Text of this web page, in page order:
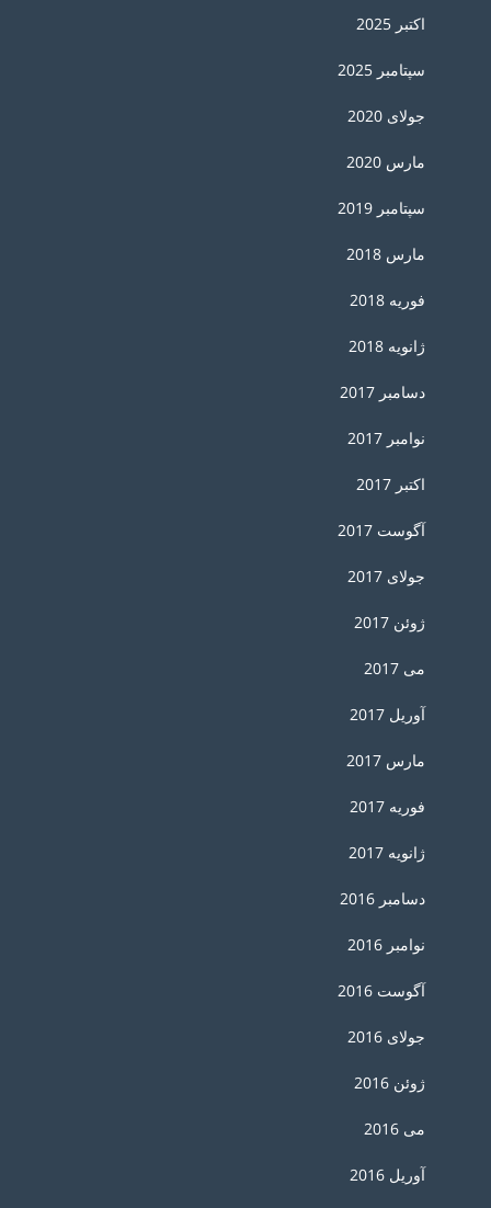
اکتبر 2025
سپتامبر 2025
جولای 2020
مارس 2020
سپتامبر 2019
مارس 2018
فوریه 2018
ژانویه 2018
دسامبر 2017
نوامبر 2017
اکتبر 2017
آگوست 2017
جولای 2017
ژوئن 2017
می 2017
آوریل 2017
مارس 2017
فوریه 2017
ژانویه 2017
دسامبر 2016
نوامبر 2016
آگوست 2016
جولای 2016
ژوئن 2016
می 2016
آوریل 2016